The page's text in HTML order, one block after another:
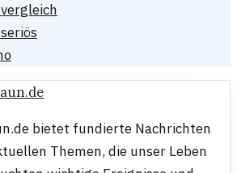
bietet fundierte Nachrichten
Themen, die unser Leben